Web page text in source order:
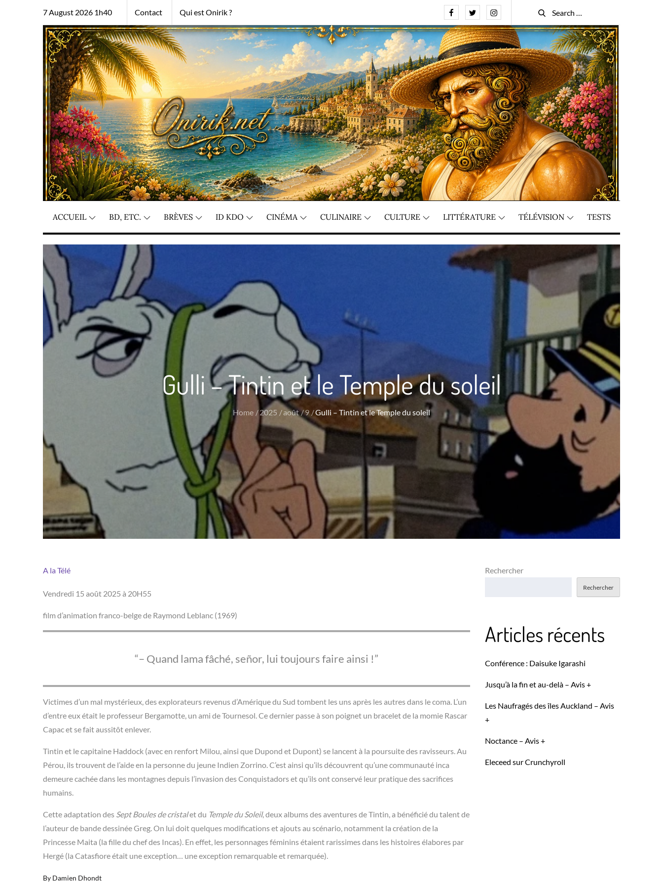
7 August 2026 1h40 Contact Qui est Onirik ? FacebookTwitterInstagram
Search
for:
Search
ACCUEIL BD, ETC. BRÈVES ID KDO CINÉMA CULINAIRE CULTURE LITTÉRATURE TÉLÉVISION TESTS
Gulli – Tintin et le Temple du soleil
Home 2025 août 9 Gulli – Tintin et le Temple du soleil
A la Télé
Vendredi 15 août 2025 à 20H55
film d’animation franco-belge de Raymond Leblanc (1969)
– Quand lama fâché, señor, lui toujours faire ainsi !
Victimes d’un mal mystérieux, des explorateurs revenus d’Amérique du Sud tombent les uns après les autres dans le coma. L’un
d’entre eux était le professeur Bergamotte, un ami de Tournesol. Ce dernier passe à son poignet un bracelet de la momie Rascar
Capac et se fait aussitôt enlever.
Tintin et le capitaine Haddock (avec en renfort Milou, ainsi que Dupond et Dupont) se lancent à la poursuite des ravisseurs. Au
Pérou, ils trouvent de l’aide en la personne du jeune Indien Zorrino. C’est ainsi qu’ils découvrent qu’une communauté inca
demeure cachée dans les montagnes depuis l’invasion des Conquistadors et qu’ils ont conservé leur pratique des sacrifices
humains.
Cette adaptation des Sept Boules de cristalet du Temple du Soleil, deux albums des aventures de Tintin, a bénéficié du talent de
l’auteur de bande dessinée Greg. On lui doit quelques modifications et ajouts au scénario, notamment la création de la
Princesse Maita (la fille du chef des Incas). En effet, les personnages féminins étaient rarissimes dans les histoires élabores par
Hergé (la Catasfiore était une exception… une exception remarquable et remarquée).
By Damien Dhondt
Rechercher
Rechercher
Articles récents
Conférence : Daisuke Igarashi
Jusqu’à la fin et au-delà – Avis +
Les Naufragés des îles Auckland – Avis
+
Noctance – Avis +
Eleceed sur Crunchyroll